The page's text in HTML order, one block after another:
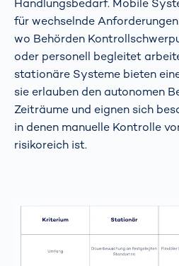
Handlungsbedarf. Mobile
für wechselnde
wo Behörden
oder personell begleitet
stationäre Systeme bieten
sie erlauben den autonomen
Zeiträume und eignen sich
in denen manuelle Kontrolle
risikoreich ist.